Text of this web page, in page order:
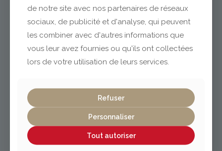
Clermont-Ferrand
04 73 42 18 38
Vichy / Cusset
de notre site avec nos partenaires de réseaux
sociaux, de publicité et d'analyse, qui peuvent
les combiner avec d'autres informations que
vous leur avez fournies ou qu'ils ont collectées
lors de votre utilisation de leurs services.
Refuser
Personnaliser
Tout autoriser